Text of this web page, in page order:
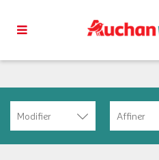
Modifier Affiner